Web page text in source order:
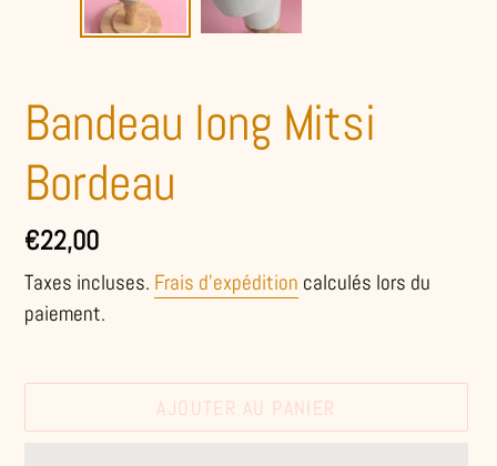
Bandeau long Mitsi
Bordeau
Prix
normal
€22,00
Taxes incluses. Frais d'expédition calculés lors du
paiement.
AJOUTER AU PANIER